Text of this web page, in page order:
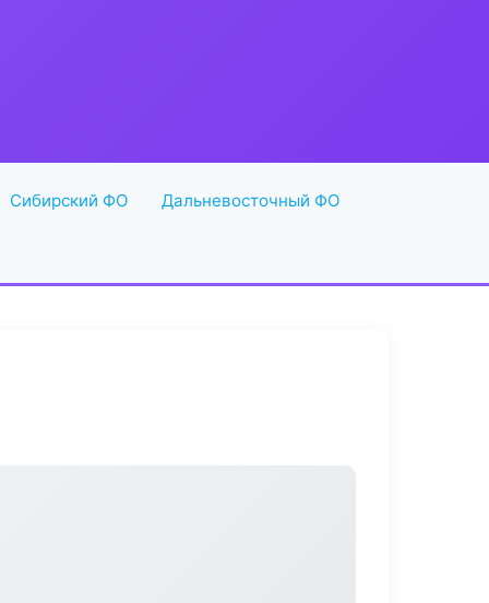
Сибирский ФО Дальневосточный ФО